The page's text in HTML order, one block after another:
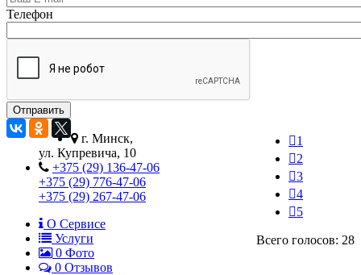
Телефон
1
2
3
4
5
Всего голосов: 28
г. Минск,
ул. Купревича, 10
+375 (29) 136-47-06
+375 (29) 776-47-06
+375 (29) 267-47-06
О Сервисе
Услуги
0 Фото
0 Отзывов